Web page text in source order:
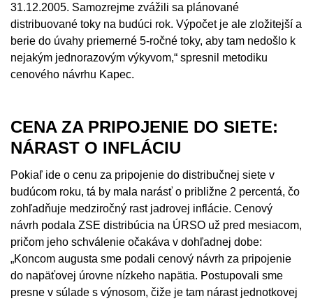
31.12.2005. Samozrejme zvážili sa plánované
distribuované toky na budúci rok. Výpočet je ale zložitejší a
berie do úvahy priemerné 5-ročné toky, aby tam nedošlo k
nejakým jednorazovým výkyvom,“ spresnil metodiku
cenového návrhu Kapec.
CENA ZA PRIPOJENIE DO SIETE:
NÁRAST O INFLÁCIU
Pokiaľ ide o cenu za pripojenie do distribučnej siete v
budúcom roku, tá by mala narásť o približne 2 percentá, čo
zohľadňuje medziročný rast jadrovej inflácie. Cenový
návrh podala ZSE distribúcia na ÚRSO už pred mesiacom,
pričom jeho schválenie očakáva v dohľadnej dobe:
„Koncom augusta sme podali cenový návrh za pripojenie
do napäťovej úrovne nízkeho napätia. Postupovali sme
presne v súlade s výnosom, čiže je tam nárast jednotkovej